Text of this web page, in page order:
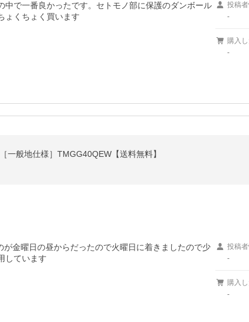
で一番良かったです。セトモノ部に保護のダンボール
ょくちょく買います
投稿
-
購入
-
一般地仕様］TMGG40QEW【送料無料】
金曜日の昼からだったので火曜日に着きましたので少
しています
投稿
-
購入
-